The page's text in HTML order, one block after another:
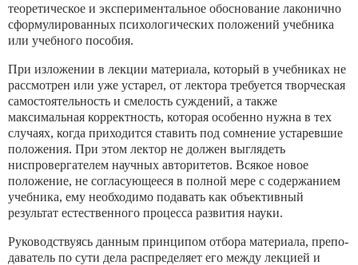
теоретическое и экспериментальное обосно­вание лаконично
сформулированных психологических положений учебника
или учебного пособия.
При изложении в лекции материала, который в учебниках не
рассмотрен или уже устарел, от лектора требуется творческая
самостоятельность и смелость суждений, а также
максимальная корректность, которая особенно нужна в тех
случаях, когда при­ходится ставить под сомнение устаревшие
положения. При этом лектор не должен выглядеть
ниспровергателем научных автори­тетов. Всякое новое
положение, не согласующееся в полной ме­ре с содержанием
учебника, ему необходимо подавать как объ­ективный
результат естественного процесса развития науки.
Руководствуясь данным принципом отбора материала, препо­
даватель по сути дела распределяет его между лекцией и